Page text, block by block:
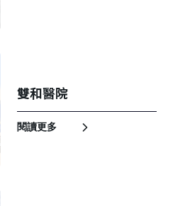
雙和醫院
閱讀更多